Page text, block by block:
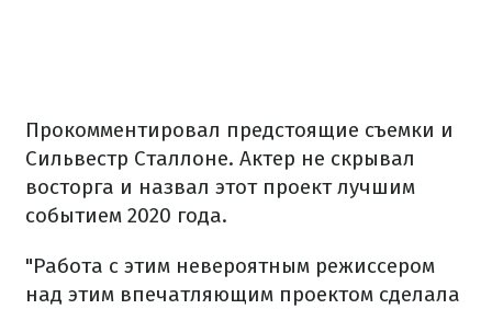
Прокомментировал предстоящие съемки и
Сильвестр Сталлоне. Актер не скрывал
восторга и назвал этот проект лучшим
событием 2020 года.
"Работа с этим невероятным режиссером
над этим впечатляющим проектом сделала